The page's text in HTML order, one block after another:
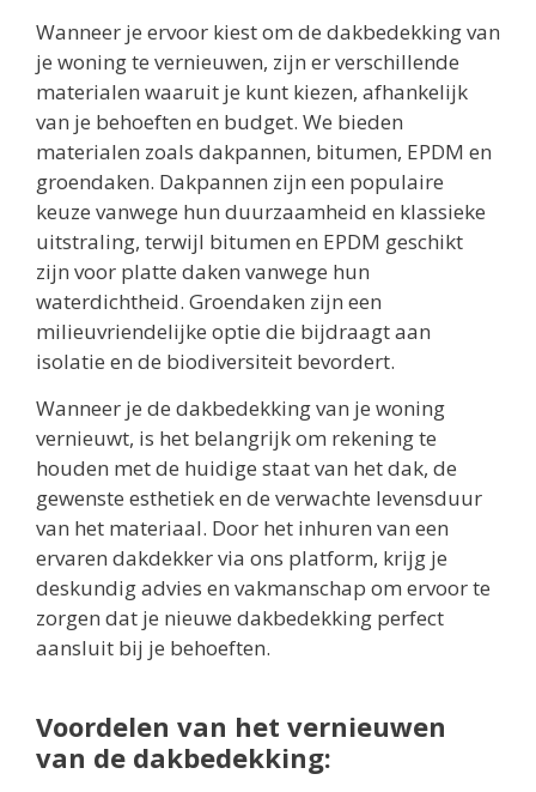
Wanneer je ervoor kiest om de dakbedekking van
je woning te vernieuwen, zijn er verschillende
materialen waaruit je kunt kiezen, afhankelijk
van je behoeften en budget. We bieden
materialen zoals dakpannen, bitumen, EPDM en
groendaken. Dakpannen zijn een populaire
keuze vanwege hun duurzaamheid en klassieke
uitstraling, terwijl bitumen en EPDM geschikt
zijn voor platte daken vanwege hun
waterdichtheid. Groendaken zijn een
milieuvriendelijke optie die bijdraagt aan
isolatie en de biodiversiteit bevordert.
Wanneer je de dakbedekking van je woning
vernieuwt, is het belangrijk om rekening te
houden met de huidige staat van het dak, de
gewenste esthetiek en de verwachte levensduur
van het materiaal. Door het inhuren van een
ervaren dakdekker via ons platform, krijg je
deskundig advies en vakmanschap om ervoor te
zorgen dat je nieuwe dakbedekking perfect
aansluit bij je behoeften.
Voordelen van het vernieuwen
van de dakbedekking: